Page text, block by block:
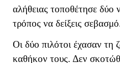
αλήθειας τοποθέτησε δύο
τρόπος να δείξεις
Οι δύο πιλότοι έχασαν τη
καθήκον τους. Δεν